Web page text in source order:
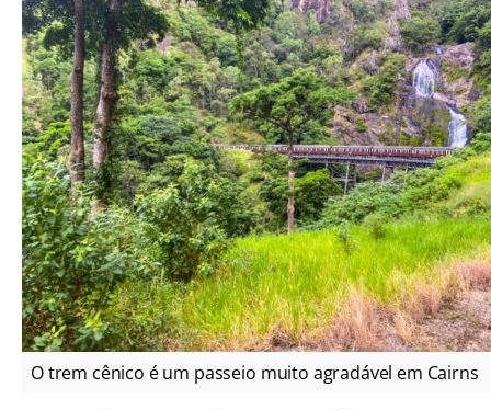
O trem cênico é um passeio muito agradável em Cairns